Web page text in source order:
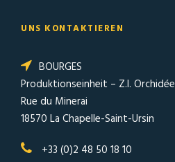
UNS KONTAKTIEREN
BOURGES
Produktionseinheit – Z.I. Orchidée
Rue du Minerai
18570 La Chapelle-Saint-Ursin
+33 (0)2 48 50 18 10